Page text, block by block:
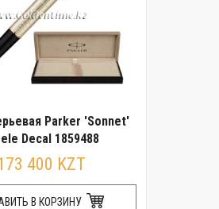
Parker 'Sonnet'
Decal 1859488
400 KZT
В КОРЗИНУ